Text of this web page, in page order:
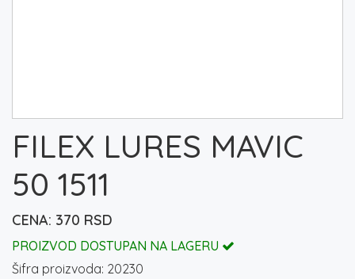
FILEX LURES MAVIC
50 1511
370 RSD
PROIZVOD DOSTUPAN NA LAGERU
Šifra proizvoda: 20230